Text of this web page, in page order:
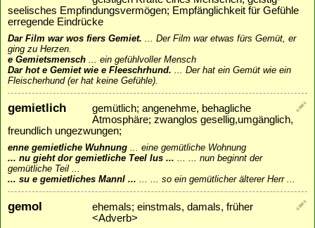
seelisches Empfindungsvermögen; Empfänglichkeit für Gefühle
erregende Eindrücke
Dar Film war wos fiers Gemiet.
Der Film war etwas fürs Gemüt, er
ging zu Herzen.
e Gemietsmensch
ein gefühlvoller Mensch
Dar hot e Gemiet wie e Fleeschrhund.
Der hat ein Gemüt wie ein
Fleischerhund (er hat keine Gefühle).
gemietlich
gemütlich; angenehme, behagliche
Atmosphäre; zwanglos gesellig,umgänglich,
freundlich ungezwungen;
enne gemietliche Wuhnung
eine gemütliche Wohnung
... nu gieht dor gemietliche Teel lus ...
... nun beginnt der
gemütliche Teil ...
... su e gemietliches Mannl ...
... so ein gemütlicher älterer Herr ...
gemol
ehemals; einstmals, damals, früher
<Adverb>